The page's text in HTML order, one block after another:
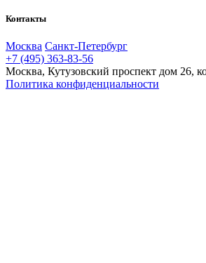
Контакты
Москва Санкт-Петербург
+7 (495) 363-83-56
Москва, Кутузовский проспект дом 26,
Политика конфиденциальности